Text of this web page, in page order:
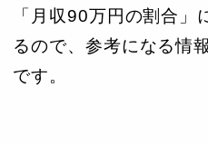
「月収90万円の割合」
るので、参考になる情
です。